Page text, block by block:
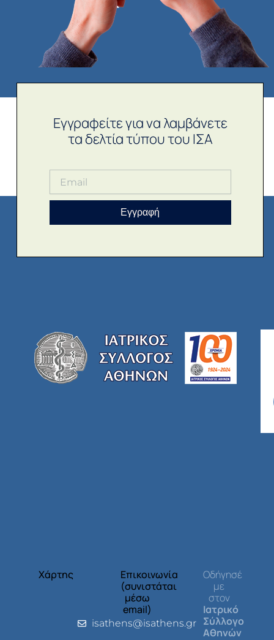
Εγγραφείτε για να λαμβάνετε
τα δελτία τύπου του ΙΣΑ
Εγγραφή
Χάρτης
Επικοινωνία
(συνιστάται
μέσω
email)
isathens@isathens.gr
Οδήγησέ
με
στον
Ιατρικό
Σύλλογο
Αθηνών